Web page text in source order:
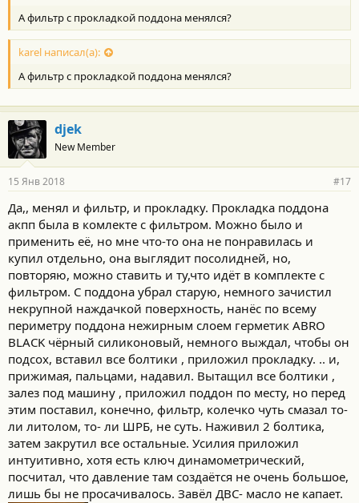
магните, но чёрной грязью( в буквальном смысле, как илом)
залеплены все. Масло чёрное, слилось где то 4,5 литра, столько
и залил .Какое было,не знаю а залил Castrol Transmax Z. Сборка
без затруднений. В критике моих действий не нуждаюсь. У кого
нет желания делать всё самому, советую не читать , а ехать на
СТО.
А фильтр с прокладкой поддона менялся?
karel написал(а):
А фильтр с прокладкой поддона менялся?
djek
New Member
15 Янв 2018 #17
Да,, менял и фильтр, и прокладку. Прокладка поддона
акпп была в комлекте с фильтром. Можно было и
применить её, но мне что-то она не понравилась и
купил отдельно, она выглядит посолидней, но,
повторяю, можно ставить и ту,что идёт в комплекте с
фильтром. С поддона убрал старую, немного зачистил
некрупной наждачкой поверхность, нанёс по всему
периметру поддона нежирным слоем герметик ABRO
BLACK чёрный силиконовый, немного выждал, чтобы он
подсох, вставил все болтики , приложил прокладку. .. и,
прижимая, пальцами, надавил. Вытащил все болтики ,
залез под машину , приложил поддон по месту, но перед
этим поставил, конечно, фильтр, колечко чуть смазал то-
ли литолом, то- ли ШРБ, не суть. Наживил 2 болтика,
затем закрутил все остальные. Усилия приложил
интуитивно, хотя есть ключ динамометрический,
посчитал, что давление там создаётся не очень большое,
лишь бы не просачивалось. Завёл ДВС- масло не капает.